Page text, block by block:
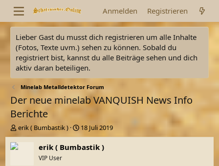
Anmelden Registrieren
Lieber Gast du musst dich registrieren um alle Inhalte
(Fotos, Texte uvm.) sehen zu können. Sobald du
registriert bist, kannst du alle Beiträge sehen und dich
aktiv daran beteiligen.
Minelab Metalldetektor Forum
Der neue minelab VANQUISH News Info
Berichte
E
r
s
erik ( Bumbastik )
E
r
s
18 Juli 2019
erik ( Bumbastik )
VIP User